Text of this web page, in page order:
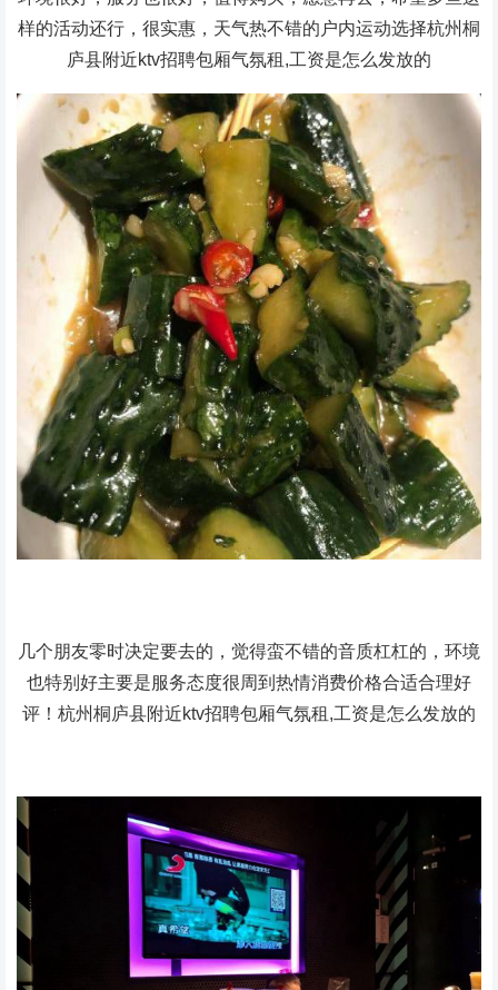
样的活动还行，很实惠，天气热不错的户内运动选择杭州桐
庐县附近ktv招聘包厢气氛租,工资是怎么发放的
几个朋友零时决定要去的，觉得蛮不错的音质杠杠的，环境
也特别好主要是服务态度很周到热情消费价格合适合理好
评！杭州桐庐县附近ktv招聘包厢气氛租,工资是怎么发放的